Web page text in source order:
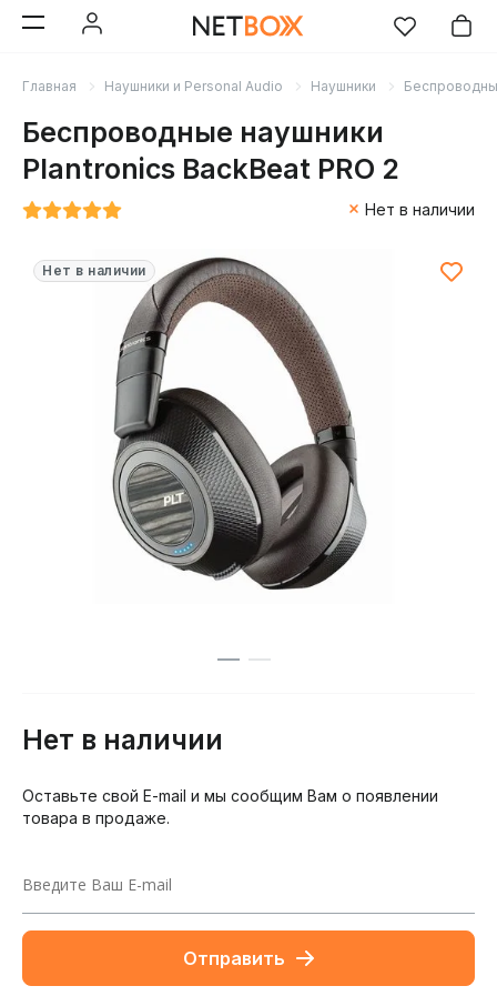
Главная Наушники и Personal Audio Наушники
Беспроводные наушники
Plantronics BackBeat PRO 2
Нет в наличии
Нет в наличии
Нет в наличии
Оставьте свой E-mail и мы сообщим Вам о появлении
товара в продаже.
Отправить